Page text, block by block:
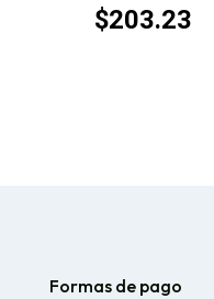
$203.23
Formas de pago